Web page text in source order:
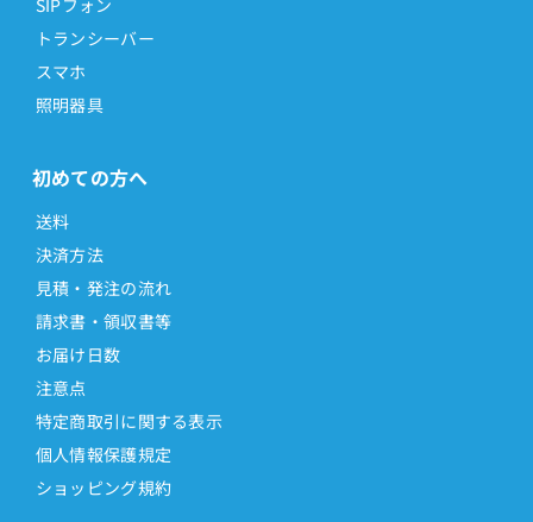
トランシーバー
スマホ
照明器具
初めての方へ
送料
決済方法
見積・発注の流れ
請求書・領収書等
お届け日数
注意点
特定商取引に関する表示
個人情報保護規定
ショッピング規約